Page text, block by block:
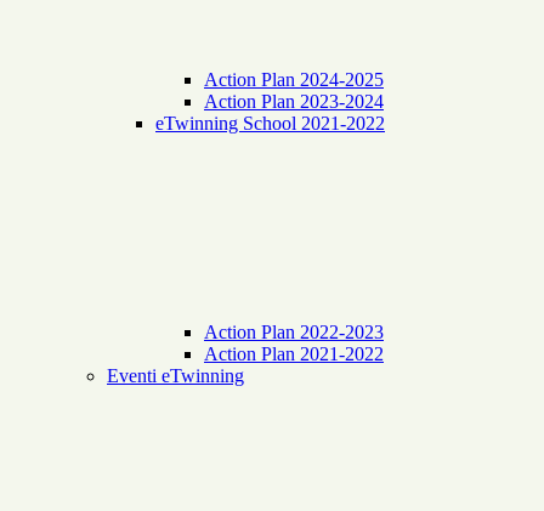
Action Plan 2024-2025
Action Plan 2023-2024
eTwinning School 2021-2022
Action Plan 2022-2023
Action Plan 2021-2022
Eventi eTwinning